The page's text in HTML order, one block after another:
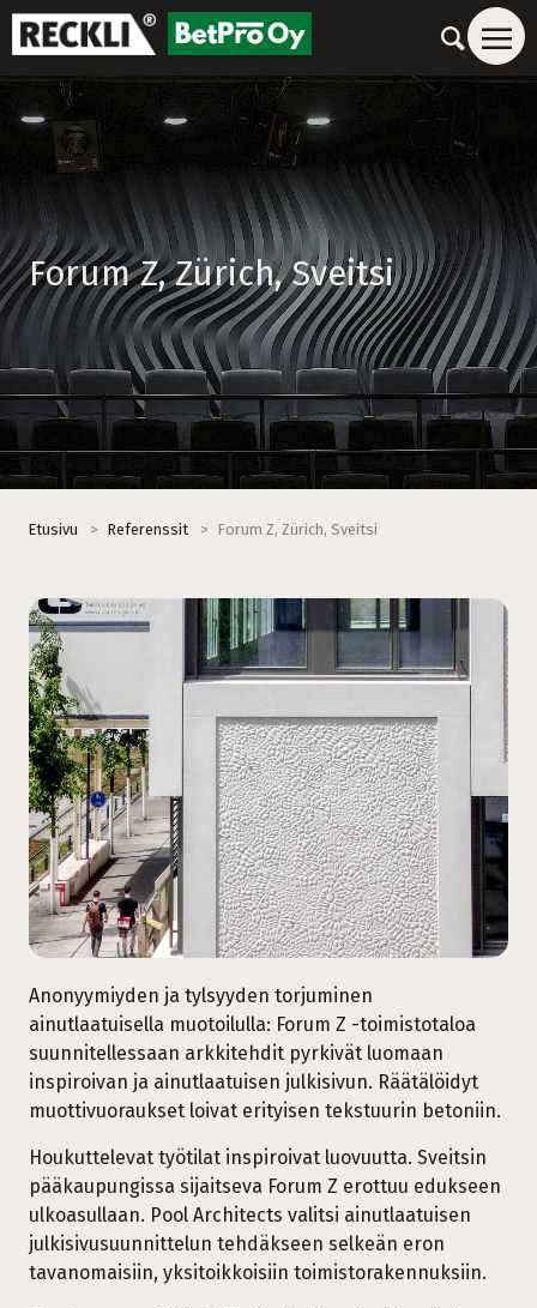
Forum Z, Zürich, Sveitsi
Etusivu > Referenssit > Forum Z, Zürich, Sveitsi
Anonyymiyden ja tylsyyden torjuminen
ainutlaatuisella muotoilulla: Forum Z -toimistotaloa
suunnitellessaan arkkitehdit pyrkivät luomaan
inspiroivan ja ainutlaatuisen julkisivun. Räätälöidyt
muottivuoraukset loivat erityisen tekstuurin betoniin.
Houkuttelevat työtilat inspiroivat luovuutta. Sveitsin
pääkaupungissa sijaitseva Forum Z erottuu edukseen
ulkoasullaan. Pool Architects valitsi ainutlaatuisen
julkisivusuunnittelun tehdäkseen selkeän eron
tavanomaisiin, yksitoikkoisiin toimistorakennuksiin.